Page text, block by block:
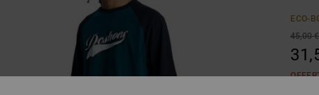
ECO-
45,00 €